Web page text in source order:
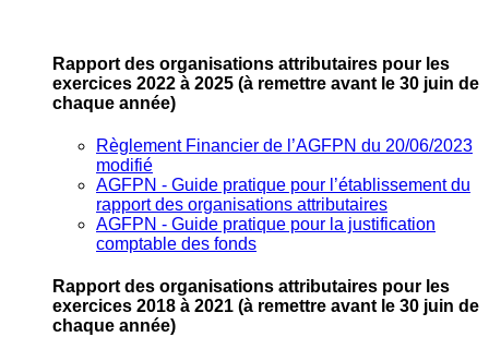
Rapport des organisations attributaires pour les
exercices 2022 à 2025 (à remettre avant le 30 juin de
chaque année)
Règlement Financier de l’AGFPN du 20/06/2023
modifié
AGFPN ‐ Guide pratique pour l’établissement du
rapport des organisations attributaires
AGFPN ‐ Guide pratique pour la justification
comptable des fonds
Rapport des organisations attributaires pour les
exercices 2018 à 2021 (à remettre avant le 30 juin de
chaque année)